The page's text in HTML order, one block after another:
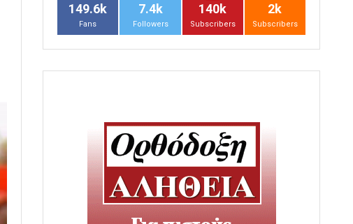
149.6k
Fans
7.4k
Followers
140k
Subscribers
2k
Subscribers